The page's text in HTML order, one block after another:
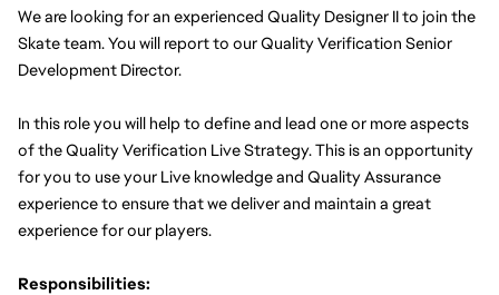
We are looking for an experienced Quality Designer II to join the
Skate team. You will report to our Quality Verification Senior
Development Director.
In this role you will help to define and lead one or more aspects
of the Quality Verification Live Strategy. This is an opportunity
for you to use your Live knowledge and Quality Assurance
experience to ensure that we deliver and maintain a great
experience for our players.
Responsibilities: